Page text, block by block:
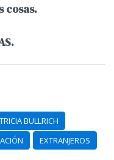
cosas.
BULLRICH
EXTRANJEROS